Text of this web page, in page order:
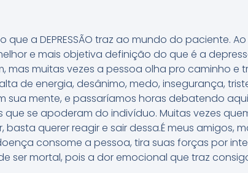
a DEPRESSÃO traz ao mundo do paciente.
e mais objetiva definição do que é a
mas muitas vezes a pessoa olha pro caminho e
de energia, desânimo, medo, insegurança,
sua mente, e passaríamos horas debatendo
se apoderam do indivíduo. Muitas vezes
querer reagir e sair dessa.É meus amigos,
consome a pessoa, tira suas forças por
ser mortal, pois a dor emocional que traz